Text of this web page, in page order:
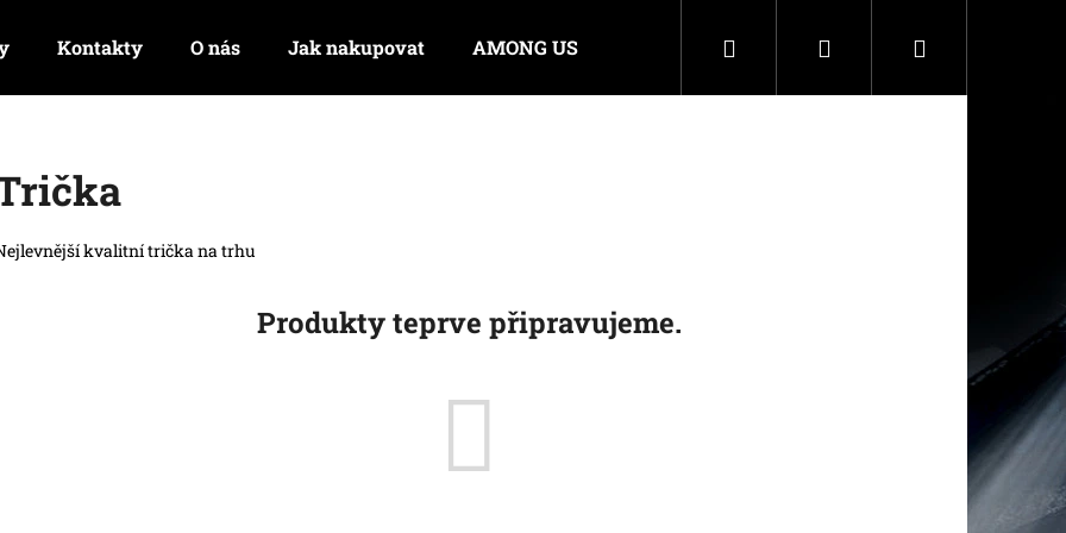
Kontakty O nás Jak nakupovat AMONG US Hledat PřihlášeníNákupní
kvalitní trička na trhu
Produkty teprve připravujeme.